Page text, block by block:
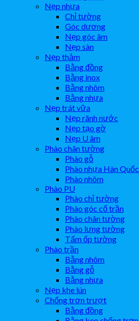
Nẹp nhựa
Chỉ tường
Góc dương
Nẹp góc âm
Nẹp sàn
Nẹp thảm
Bằng đồng
Bằng inox
Bằng nhôm
Bằng nhựa
Nẹp trát vữa
Nẹp rãnh nước
Nẹp tạo gờ
Nẹp U âm
Phào chân tường
Phào gỗ
Phào nhựa Hàn Quốc
Phào nhôm
Phào PU
Phào chỉ tường
Phào góc cổ trần
Phào chân tường
Phào lưng tường
Tấm ốp tường
Phào trần
Bằng nhôm
Bằng gỗ
Bằng nhựa
Nẹp khe lún
Chống trơn trượt
Bằng đồng